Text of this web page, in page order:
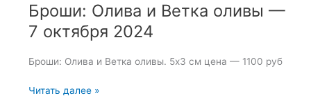
Броши: Олива и Ветка оливы —
7 октября 2024
Броши: Олива и Ветка оливы. 5х3 см цена — 1100 руб
Броши:
Читать далее »